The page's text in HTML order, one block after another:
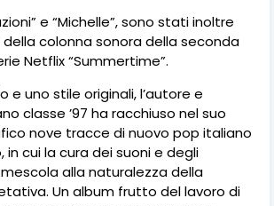
e “Michelle”, sono stati inoltre
della colonna sonora della seconda
Netflix “Summertime”.
e uno stile originali, l’autore e
classe ’97 ha racchiuso nel suo
nove tracce di nuovo pop italiano
cui la cura dei suoni e degli
alla naturalezza della
Un album frutto del lavoro di